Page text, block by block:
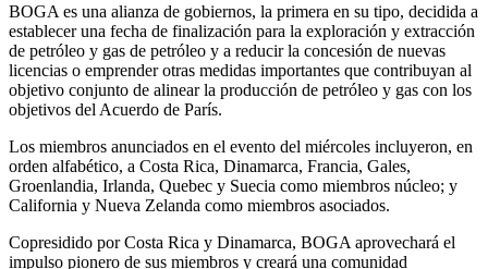
BOGA es una alianza de gobiernos, la primera en su tipo, decidida a
establecer una fecha de finalización para la exploración y extracción
de petróleo y gas de petróleo y a reducir la concesión de nuevas
licencias o emprender otras medidas importantes que contribuyan al
objetivo conjunto de alinear la producción de petróleo y gas con los
objetivos del Acuerdo de París.
Los miembros anunciados en el evento del miércoles incluyeron, en
orden alfabético, a Costa Rica, Dinamarca, Francia, Gales,
Groenlandia, Irlanda, Quebec y Suecia como miembros núcleo; y
California y Nueva Zelanda como miembros asociados.
Copresidido por Costa Rica y Dinamarca, BOGA aprovechará el
impulso pionero de sus miembros y creará una comunidad